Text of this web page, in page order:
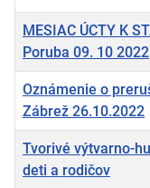
MESIAC ÚCTY K
Poruba 09. 10 2022
Oznámenie o
Zábrež 26.10.2022
Tvorivé výtvarno-
deti a rodičov